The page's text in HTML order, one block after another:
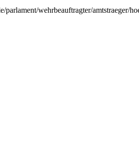
parlament/wehrbeauftragter/amtstraeger/